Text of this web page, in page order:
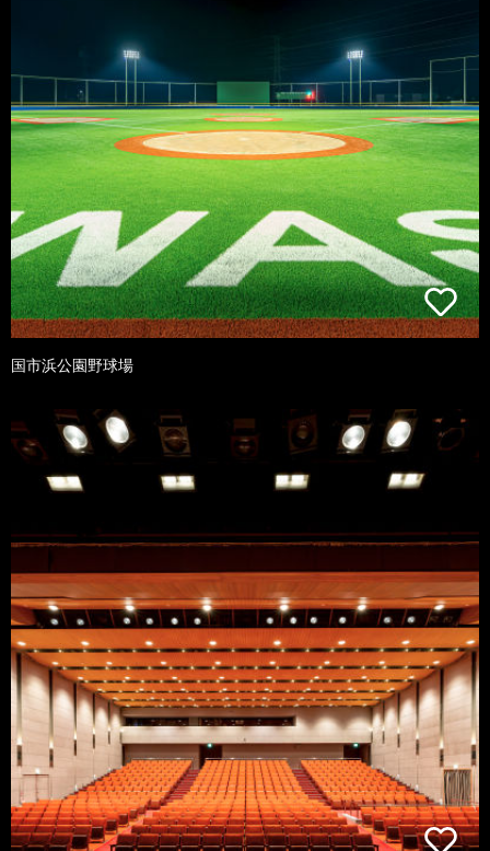
国市浜公園野球場